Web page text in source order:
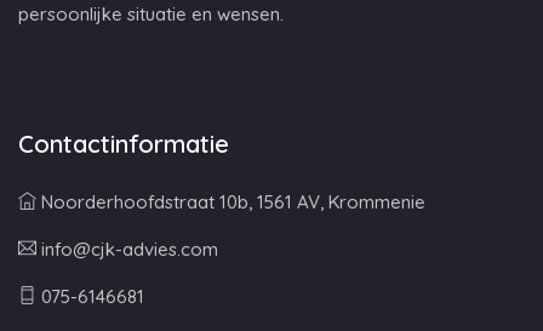
persoonlijke situatie en wensen.
Contactinformatie
Noorderhoofdstraat 10b, 1561 AV, Krommenie
info@cjk-advies.com
075-6146681